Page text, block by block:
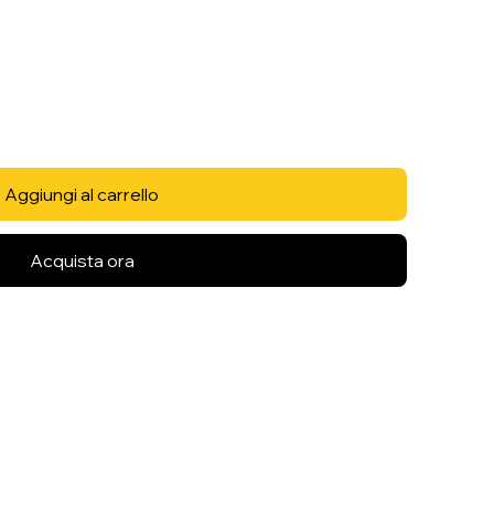
Aggiungi al carrello
Acquista ora